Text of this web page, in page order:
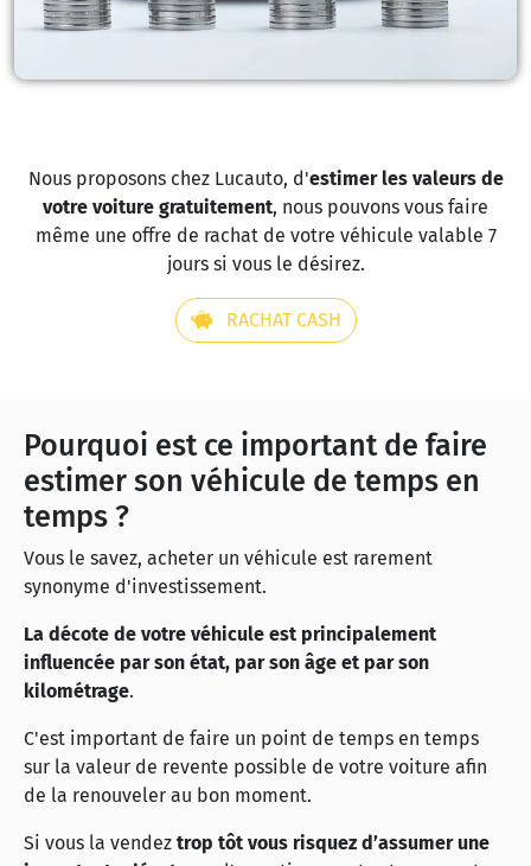
Nous proposons chez Lucauto, d'estimer les valeurs de
votre voiture gratuitement, nous pouvons vous faire
même une offre de rachat de votre véhicule valable 7
jours si vous le désirez.
RACHAT CASH
Pourquoi est ce important de faire
estimer son véhicule de temps en
temps ?
Vous le savez, acheter un véhicule est rarement
synonyme d'investissement.
La décote de votre véhicule est principalement
influencée par son état, par son âge et par son
kilométrage.
C'est important de faire un point de temps en temps
sur la valeur de revente possible de votre voiture afin
de la renouveler au bon moment.
Si vous la vendez trop tôt vous risquez d’assumer une